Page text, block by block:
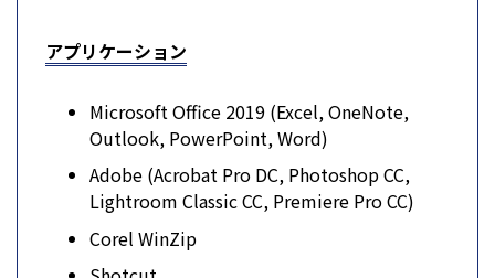
アプリケーション
Microsoft Office 2019 (Excel, OneNote,
Outlook, PowerPoint, Word)
Adobe (Acrobat Pro DC, Photoshop CC,
Lightroom Classic CC, Premiere Pro CC)
Corel WinZip